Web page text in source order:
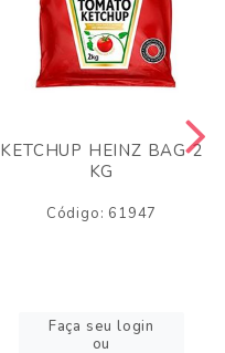
KETCHUP HEINZ BAG 2
KG
Código: 61947
Faça seu login
ou